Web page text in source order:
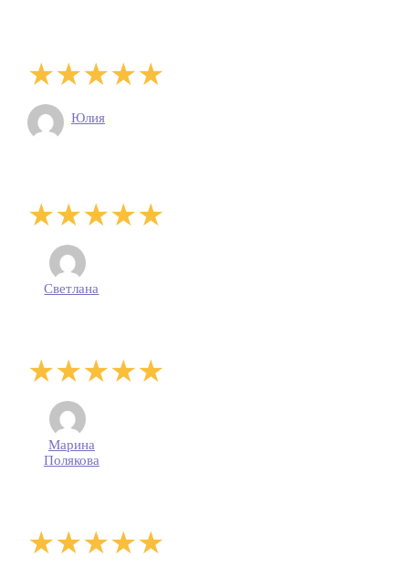
Юлия
Светлана
Марина
Полякова